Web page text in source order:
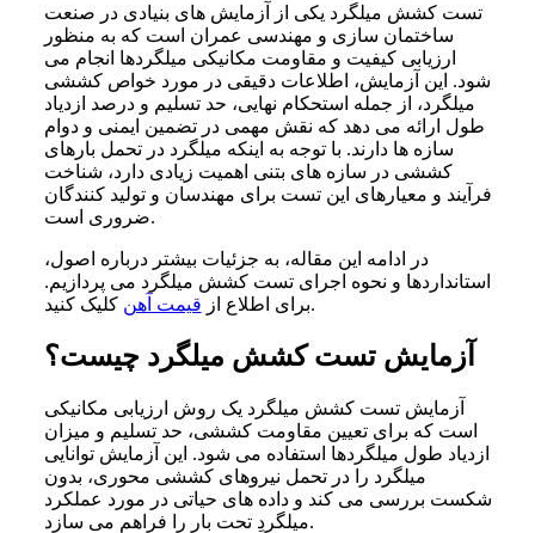
تست کشش میلگرد یکی از آزمایش های بنیادی در صنعت
ساختمان سازی و مهندسی عمران است که به منظور
ارزیابی کیفیت و مقاومت مکانیکی میلگردها انجام می
شود. این آزمایش، اطلاعات دقیقی در مورد خواص کششی
میلگرد، از جمله استحکام نهایی، حد تسلیم و درصد ازدیاد
طول ارائه می دهد که نقش مهمی در تضمین ایمنی و دوام
سازه ها دارند. با توجه به اینکه میلگرد در تحمل بارهای
کششی در سازه های بتنی اهمیت زیادی دارد، شناخت
فرآیند و معیارهای این تست برای مهندسان و تولید کنندگان
ضروری است.
در ادامه این مقاله، به جزئیات بیشتر درباره اصول،
استانداردها و نحوه اجرای تست کشش میلگرد می پردازیم.
برای اطلاع از قیمت آهن کلیک کنید.
آزمایش تست کشش میلگرد چیست؟
آزمایش تست کشش میلگرد یک روش ارزیابی مکانیکی
است که برای تعیین مقاومت کششی، حد تسلیم و میزان
ازدیاد طول میلگردها استفاده می شود. این آزمایش توانایی
میلگرد را در تحمل نیروهای کششی محوری، بدون
شکست بررسی می کند و داده های حیاتی در مورد عملکرد
میلگردِ تحت بار را فراهم میسازد.